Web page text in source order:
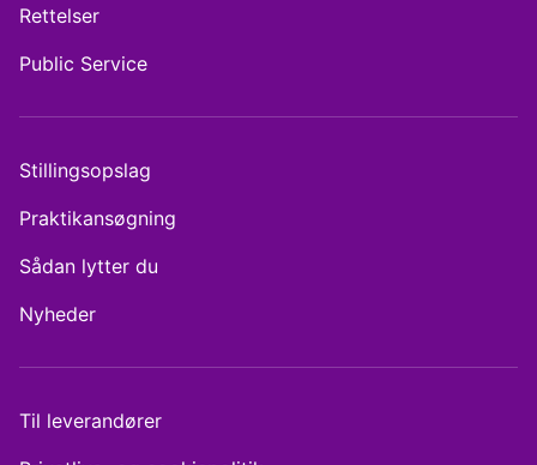
Rettelser
Public Service
Stillingsopslag
Praktikansøgning
Sådan lytter du
Nyheder
Til leverandører